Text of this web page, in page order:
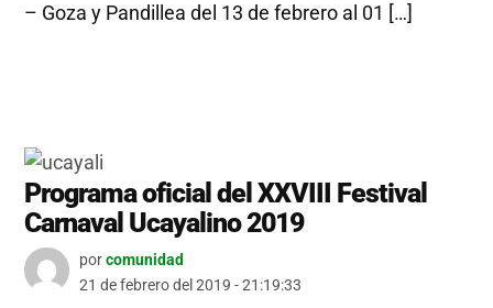
– Goza y Pandillea del 13 de febrero al 01 […]
Programa oficial del XXVIII Festival
Carnaval Ucayalino 2019
porcomunidad
21 de febrero del 2019 - 21:19:33